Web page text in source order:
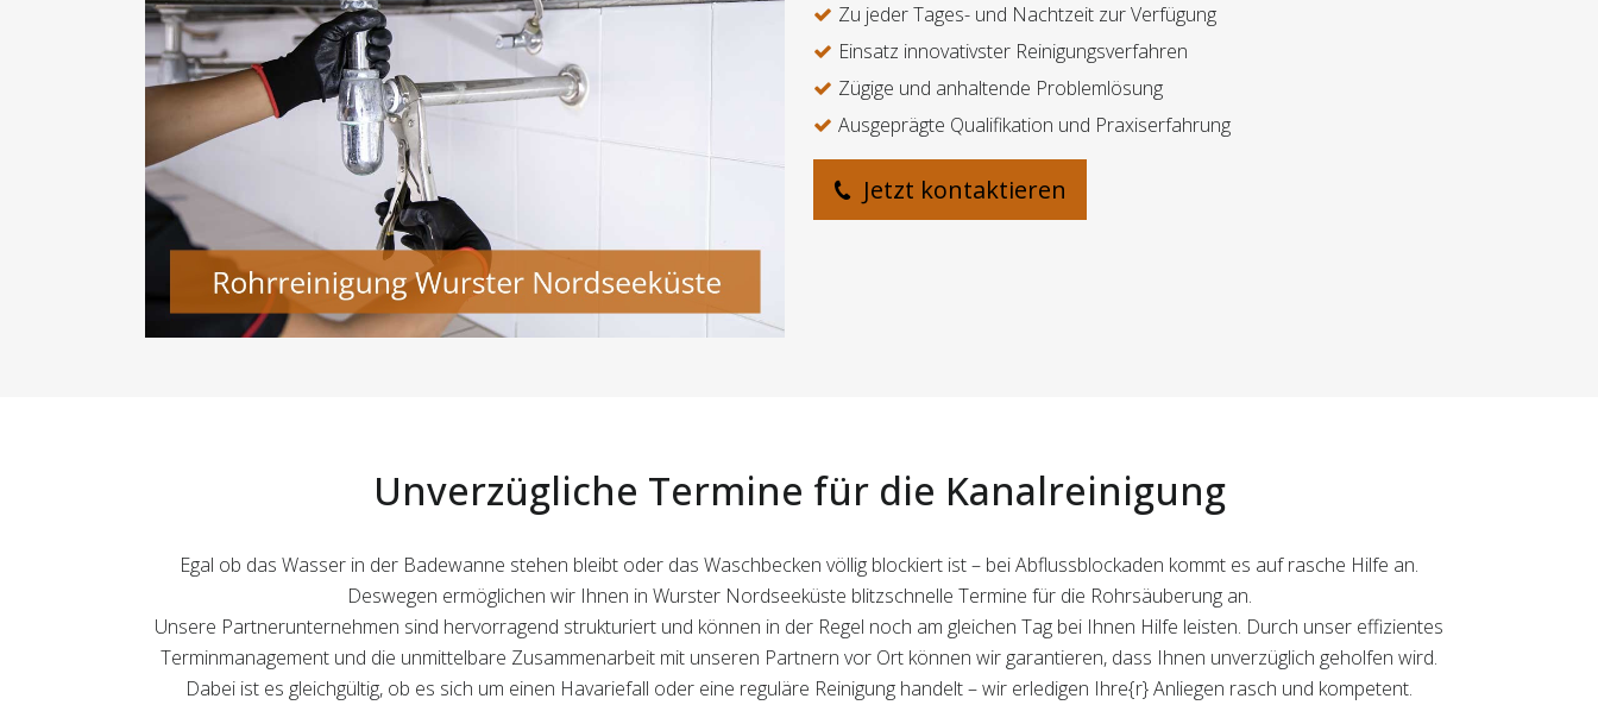
Zu jeder Tages- und Nachtzeit zur Verfügung
Einsatz innovativster Reinigungsverfahren
Zügige und anhaltende Problemlösung
Ausgeprägte Qualifikation und Praxiserfahrung
Jetzt kontaktieren
Unverzügliche Termine für die Kanalreinigung
Egal ob das Wasser in der Badewanne stehen bleibt oder das Waschbecken völlig blockiert ist – bei Abflussblockaden kommt es auf rasche Hilfe an.
Deswegen ermöglichen wir Ihnen in Wurster Nordseeküste blitzschnelle Termine für die Rohrsäuberung an.
Unsere Partnerunternehmen sind hervorragend strukturiert und können in der Regel noch am gleichen Tag bei Ihnen Hilfe leisten. Durch unser effizientes
Terminmanagement und die unmittelbare Zusammenarbeit mit unseren Partnern vor Ort können wir garantieren, dass Ihnen unverzüglich geholfen wird.
Dabei ist es gleichgültig, ob es sich um einen Havariefall oder eine reguläre Reinigung handelt – wir erledigen Ihre{r} Anliegen rasch und kompetent.